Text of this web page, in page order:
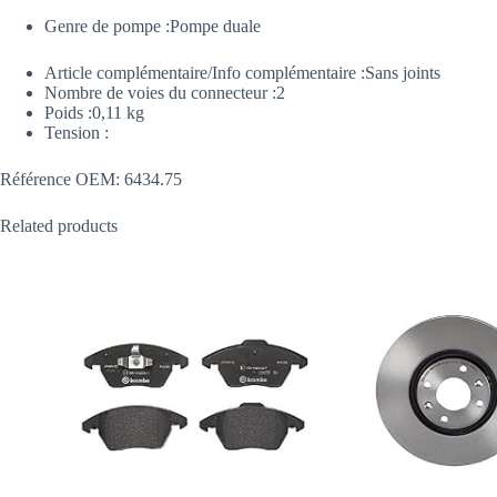
Genre de pompe :Pompe duale
Article complémentaire/Info complémentaire :Sans joints
Nombre de voies du connecteur :2
Poids :0,11 kg
Tension :
Référence OEM: 6434.75
Related products